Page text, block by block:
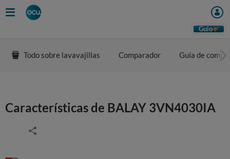
Guio
Todo sobre lavavajillas Comparador Guía de
Características de BALAY 3VN4030IA